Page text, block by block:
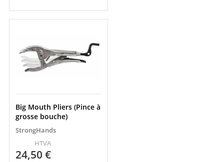
Big Mouth Pliers (Pince à
grosse bouche)
StrongHands
24,50 €
HTVA